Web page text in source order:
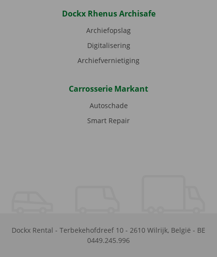
Dockx Rhenus Archisafe
Archiefopslag
Digitalisering
Archiefvernietiging
Carrosserie Markant
Autoschade
Smart Repair
Dockx Rental - Terbekehofdreef 10 - 2610 Wilrijk, België - BE
0449.245.996